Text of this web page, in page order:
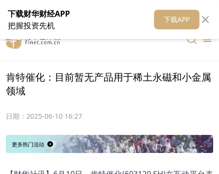
在线客服 关于我们 财华媒体矩阵 财华智库
肯特催化：目前暂无产品用于稀土永磁和小金属
领域
日期： 2025-06-10 16:27
下载财华财经APP
把握投资先机
下载APP